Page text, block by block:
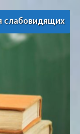
слабовидящих